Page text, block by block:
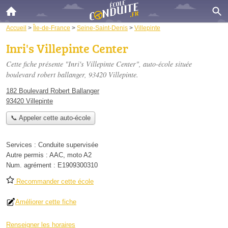
Accueil > Île-de-France > Seine-Saint-Denis > Villepinte
Inri's Villepinte Center
Cette fiche présente "Inri's Villepinte Center", auto-école située
boulevard robert ballanger, 93420 Villepinte.
182 Boulevard Robert Ballanger
93420 Villepinte
📞 Appeler cette auto-école
Services : Conduite supervisée
Autre permis : AAC, moto A2
Num. agrément : E1909300310
Recommander cette école
Améliorer cette fiche
Renseigner les horaires